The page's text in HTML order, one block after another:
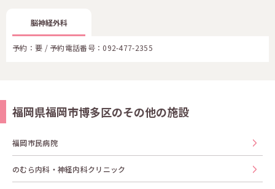
脳神経外科
予約：要 / 予約電話番号： 092-477-2355
福岡県福岡市博多区のその他の施設
福岡市民病院
のむら内科・神経内科クリニック